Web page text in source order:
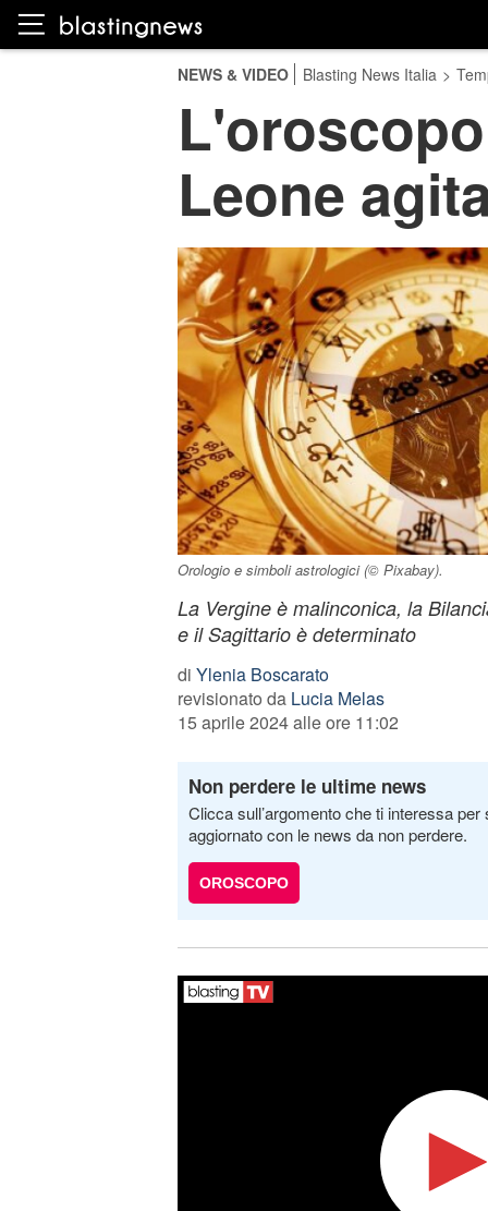
NEWS & VIDEO Blasting News Italia >
Leone
Orologio e simboli astrologici (© Pixabay).
La Vergine è malinconica, la
e il Sagittario è determinato
di Ylenia Boscarato
revisionato da Lucia Melas
15 aprile 2024 alle ore 11:02
Non perdere le ultime news
Clicca sull’argomento che ti interessa
aggiornato con le news da non perdere.
OROSCOPO